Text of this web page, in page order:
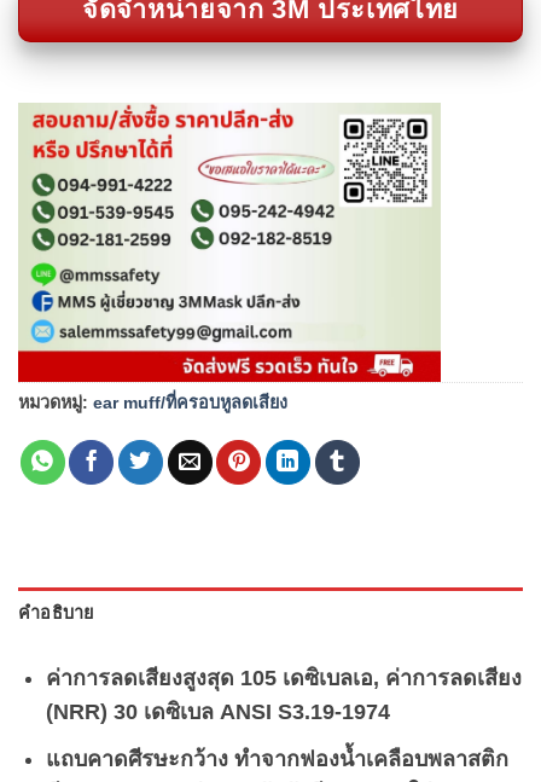
จัดจำหน่ายจาก 3M ประเทศไทย
หมวดหมู่: ear muff/ที่ครอบหูลดเสียง
คำอธิบาย
ค่าการลดเสียงสูงสุด 105 เดซิเบลเอ, ค่าการลดเสียง
(NRR) 30 เดซิเบล ANSI S3.19-1974
แถบคาดศีรษะกว้าง ทำจากฟองน้ำเคลือบพลาสติก